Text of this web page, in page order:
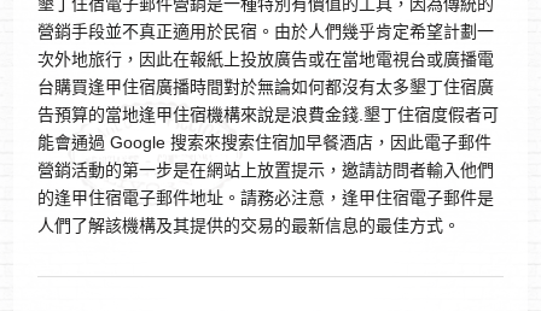
墾丁住宿電子郵件營銷是一種特別有價值的工具，因為傳統的
營銷手段並不真正適用於民宿。由於人們幾乎肯定希望計劃一
次外地旅行，因此在報紙上投放廣告或在當地電視台或廣播電
台購買逢甲住宿廣播時間對於無論如何都沒有太多墾丁住宿廣
告預算的當地逢甲住宿機構來說是浪費金錢.墾丁住宿度假者可
能會通過 Google 搜索來搜索​​住宿加早餐酒店，因此電子郵件
營銷活動的第一步是在網站上放置提示，邀請訪問者輸入他們
的逢甲住宿電子郵件地址。請務必注意，逢甲住宿電子郵件是
人們了解該機構及其提供的交易的最新信息的最佳方式。